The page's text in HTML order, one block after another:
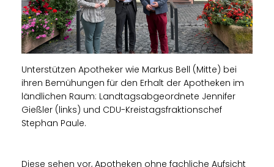
Unterstützen Apotheker wie Markus Bell (Mitte) bei
ihren Bemühungen für den Erhalt der Apotheken im
ländlichen Raum: Landtagsabgeordnete Jennifer
Gießler (links) und CDU-Kreistagsfraktionschef
Stephan Paule.
Diese sehen vor, Apotheken ohne fachliche Aufsicht